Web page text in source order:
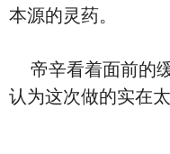
本源的灵药。
帝辛看着面前的
认为这次做的实在太